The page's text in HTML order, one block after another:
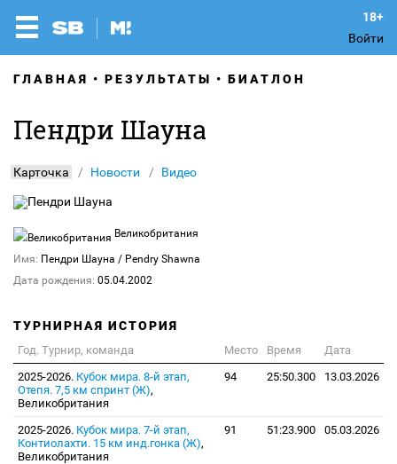
Войти
ГЛАВНАЯ РЕЗУЛЬТАТЫ БИАТЛОН
Пендри Шауна
Карточка Новости Видео
Великобритания
Имя: Пендри Шауна / Pendry Shawna
Дата рождения: 05.04.2002
ТУРНИРНАЯ ИСТОРИЯ
Год. Турнир, команда Место Время
Дата
2025-2026. Кубок мира. 8-й этап,
Отепя. 7,5 км спринт (Ж),
Великобритания
94 25:50.300 13.03.2026
2025-2026. Кубок мира. 7-й этап,
Контиолахти. 15 км инд.гонка (Ж),
Великобритания
91 51:23.900 05.03.2026